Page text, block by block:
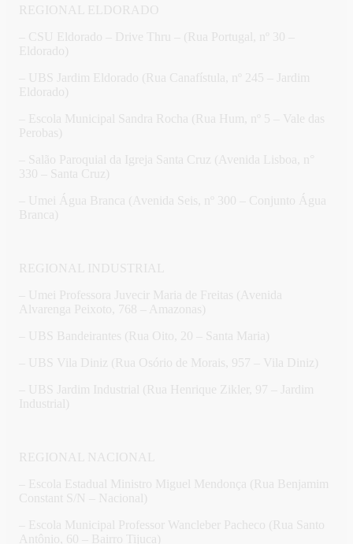
REGIONAL ELDORADO
– CSU Eldorado – Drive Thru – (Rua Portugal, nº 30 –
Eldorado)
– UBS Jardim Eldorado (Rua Canafístula, nº 245 – Jardim
Eldorado)
– Escola Municipal Sandra Rocha (Rua Hum, nº 5 – Vale das
Perobas)
– Salão Paroquial da Igreja Santa Cruz (Avenida Lisboa, n°
330 – Santa Cruz)
– Umei Água Branca (Avenida Seis, nº 300 – Conjunto Água
Branca)
REGIONAL INDUSTRIAL
– Umei Professora Juvecir Maria de Freitas (Avenida
Alvarenga Peixoto, 768 – Amazonas)
– UBS Bandeirantes (Rua Oito, 20 – Santa Maria)
– UBS Vila Diniz (Rua Osório de Morais, 957 – Vila Diniz)
– UBS Jardim Industrial (Rua Henrique Zikler, 97 – Jardim
Industrial)
REGIONAL NACIONAL
– Escola Estadual Ministro Miguel Mendonça (Rua Benjamim
Constant S/N – Nacional)
– Escola Municipal Professor Wancleber Pacheco (Rua Santo
Antônio, 60 – Bairro Tijuca)